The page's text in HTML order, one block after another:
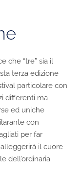
che “tre” sia il
terza edizione
particolare con
differenti ma
ed uniche
con
per far
il cuore
dell’ordinaria